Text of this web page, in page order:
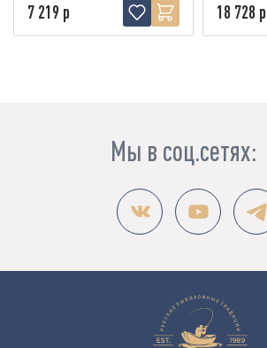
7 219 р 18 728 р
Мы в соц.сетях: